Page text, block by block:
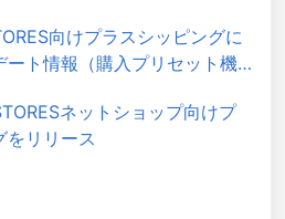
向けプラスシッピングに
ート情報（購入プリセット機
ネットショップ向けプ
をリリース